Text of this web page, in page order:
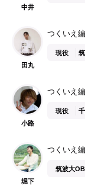
中井
田丸
つくいえ
現役
小路
つくいえ
現役
堀下
つくいえ
筑波大OB